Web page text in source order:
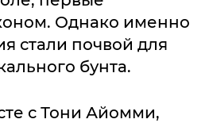
Однако именно
стали почвой для
бунта.
с Тони Айомми,